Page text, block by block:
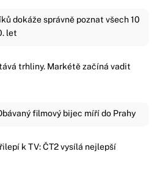
dokáže správně poznat všech 10
let
trhliny. Markétě začíná vadit
filmový bijec míří do Prahy
k TV: ČT2 vysílá nejlepší